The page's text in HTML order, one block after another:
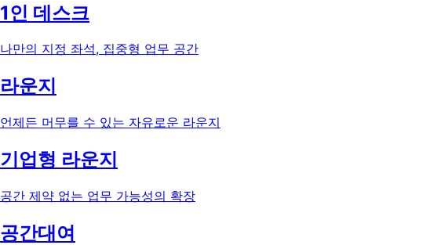
1인 데스크
나만의 지정 좌석, 집중형 업무 공간
라운지
언제든 머무를 수 있는 자유로운 라운지
기업형 라운지
공간 제약 없는 업무 가능성의 확장
공간대여